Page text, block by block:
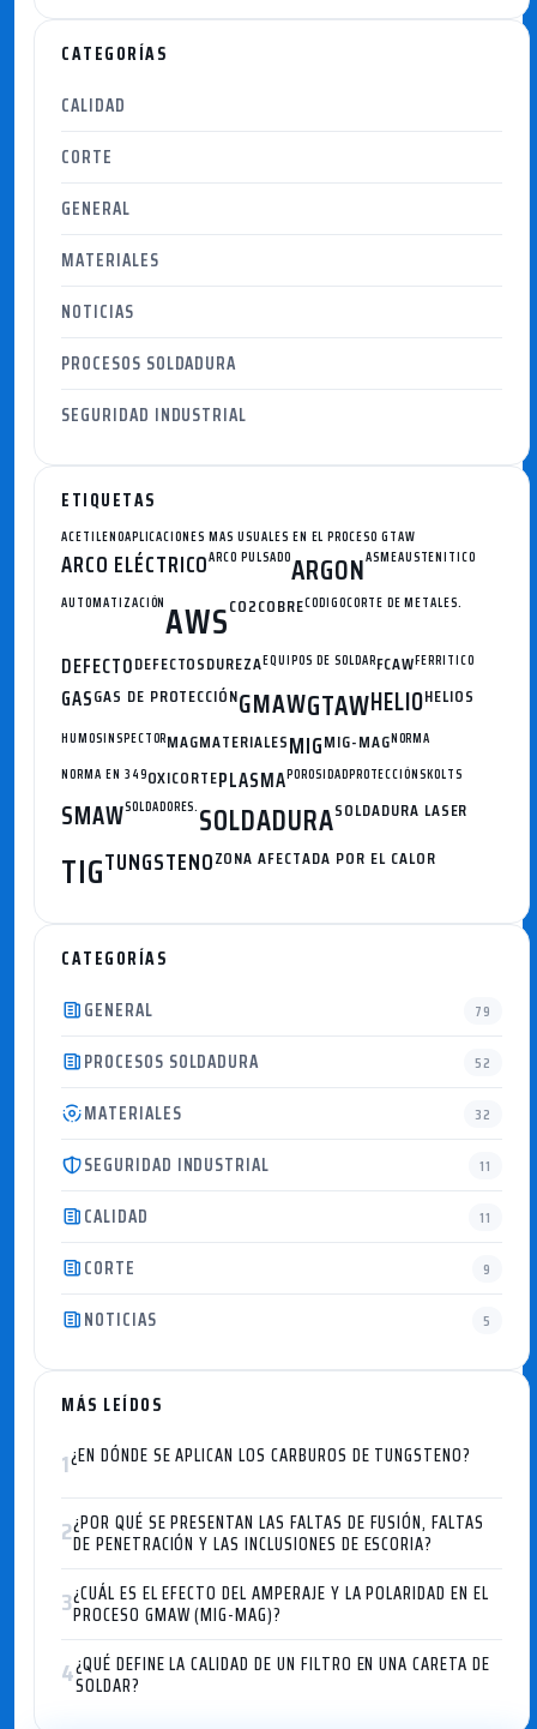
CATEGORÍAS
CALIDAD
CORTE
GENERAL
MATERIALES
NOTICIAS
PROCESOS SOLDADURA
SEGURIDAD INDUSTRIAL
ETIQUETAS
ACETILENOAPLICACIONES MAS USUALES EN EL PROCESO GTAW
ARCO ELÉCTRICOARCO PULSADOARGONASMEAUSTENITICO
AUTOMATIZACIÓNAWSCO2COBRECODIGOCORTE DE METALES.
DEFECTODEFECTOSDUREZAEQUIPOS DE SOLDARFCAWFERRITICO
GASGAS DE PROTECCIÓNGMAWGTAWHELIOHELIOS
HUMOSINSPECTORMAGMATERIALESMIGMIG-MAGNORMA
NORMA EN 349OXICORTEPLASMAPOROSIDADPROTECCIÓNSKOLTS
SMAWSOLDADORES.SOLDADURASOLDADURA LASER
TIGTUNGSTENOZONA AFECTADA POR EL CALOR
CATEGORÍAS
GENERAL
79
PROCESOS SOLDADURA 52
MATERIALES 32
SEGURIDAD INDUSTRIAL 11
CALIDAD 11
CORTE 9
NOTICIAS 5
MÁS LEÍDOS
1¿EN DÓNDE SE APLICAN LOS CARBUROS DE TUNGSTENO?
2¿POR QUÉ SE PRESENTAN LAS FALTAS DE FUSIÓN, FALTAS
DE PENETRACIÓN Y LAS INCLUSIONES DE ESCORIA?
3¿CUÁL ES EL EFECTO DEL AMPERAJE Y LA POLARIDAD EN EL
PROCESO GMAW (MIG-MAG)?
4¿QUÉ DEFINE LA CALIDAD DE UN FILTRO EN UNA CARETA DE
SOLDAR?